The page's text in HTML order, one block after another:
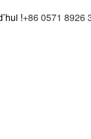
!+86 0571 8926